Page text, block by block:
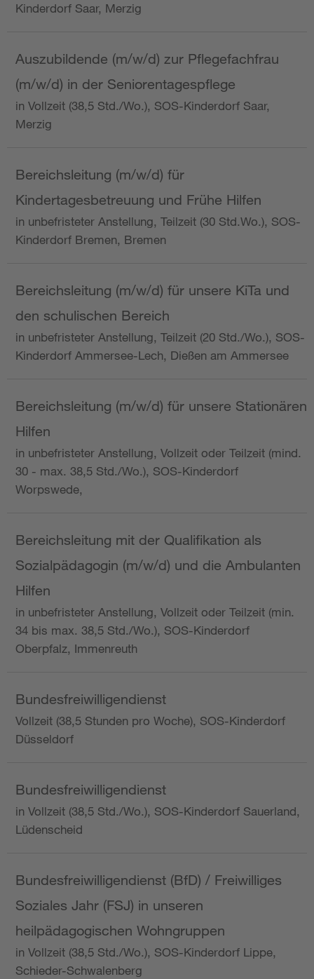
Kinderdorf Saar, Merzig
Auszubildende (m/w/d) zur Pflegefachfrau
(m/w/d) in der Seniorentagespflege
in Vollzeit (38,5 Std./Wo.), SOS-Kinderdorf Saar,
Merzig
Bereichsleitung (m/w/d) für
Kindertagesbetreuung und Frühe Hilfen
in unbefristeter Anstellung, Teilzeit (30 Std.Wo.), SOS-
Kinderdorf Bremen, Bremen
Bereichsleitung (m/w/d) für unsere KiTa und
den schulischen Bereich
in unbefristeter Anstellung, Teilzeit (20 Std./Wo.), SOS-
Kinderdorf Ammersee-Lech, Dießen am Ammersee
Bereichsleitung (m/w/d) für unsere Stationären
Hilfen
in unbefristeter Anstellung, Vollzeit oder Teilzeit (mind.
30 - max. 38,5 Std./Wo.), SOS-Kinderdorf
Worpswede,
Bereichsleitung mit der Qualifikation als
Sozialpädagogin (m/w/d) und die Ambulanten
Hilfen
in unbefristeter Anstellung, Vollzeit oder Teilzeit (min.
34 bis max. 38,5 Std./Wo.), SOS-Kinderdorf
Oberpfalz, Immenreuth
Bundesfreiwilligendienst
Vollzeit (38,5 Stunden pro Woche), SOS-Kinderdorf
Düsseldorf
Bundesfreiwilligendienst
in Vollzeit (38,5 Std./Wo.), SOS-Kinderdorf Sauerland,
Lüdenscheid
Bundesfreiwilligendienst (BfD) / Freiwilliges
Soziales Jahr (FSJ) in unseren
heilpädagogischen Wohngruppen
in Vollzeit (38,5 Std./Wo.), SOS-Kinderdorf Lippe,
Schieder-Schwalenberg